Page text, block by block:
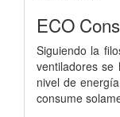
ECO
Siguiendo la
ventiladores se
nivel de
consume